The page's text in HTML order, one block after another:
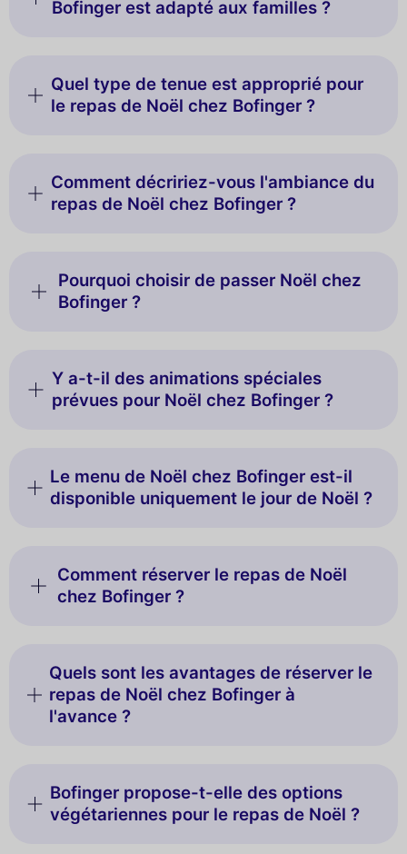
Bofinger est adapté aux familles ?
Quel type de tenue est approprié pour
le repas de Noël chez Bofinger ?
Comment décririez-vous l'ambiance du
repas de Noël chez Bofinger ?
Pourquoi choisir de passer Noël chez
Bofinger ?
Y a-t-il des animations spéciales
prévues pour Noël chez Bofinger ?
Le menu de Noël chez Bofinger est-il
disponible uniquement le jour de Noël ?
Comment réserver le repas de Noël
chez Bofinger ?
Quels sont les avantages de réserver le
repas de Noël chez Bofinger à
l'avance ?
Bofinger propose-t-elle des options
végétariennes pour le repas de Noël ?